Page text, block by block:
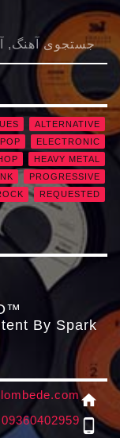
ALTERNATIVE
ELECTRONIC
HEAVY METAL
PROGRESSIVE
REQUESTED
By Spark
home
phone_android
09360402959